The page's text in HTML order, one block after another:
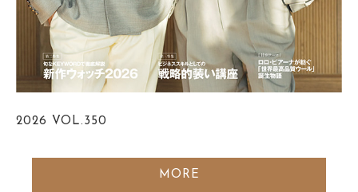
2026 VOL.350
MORE